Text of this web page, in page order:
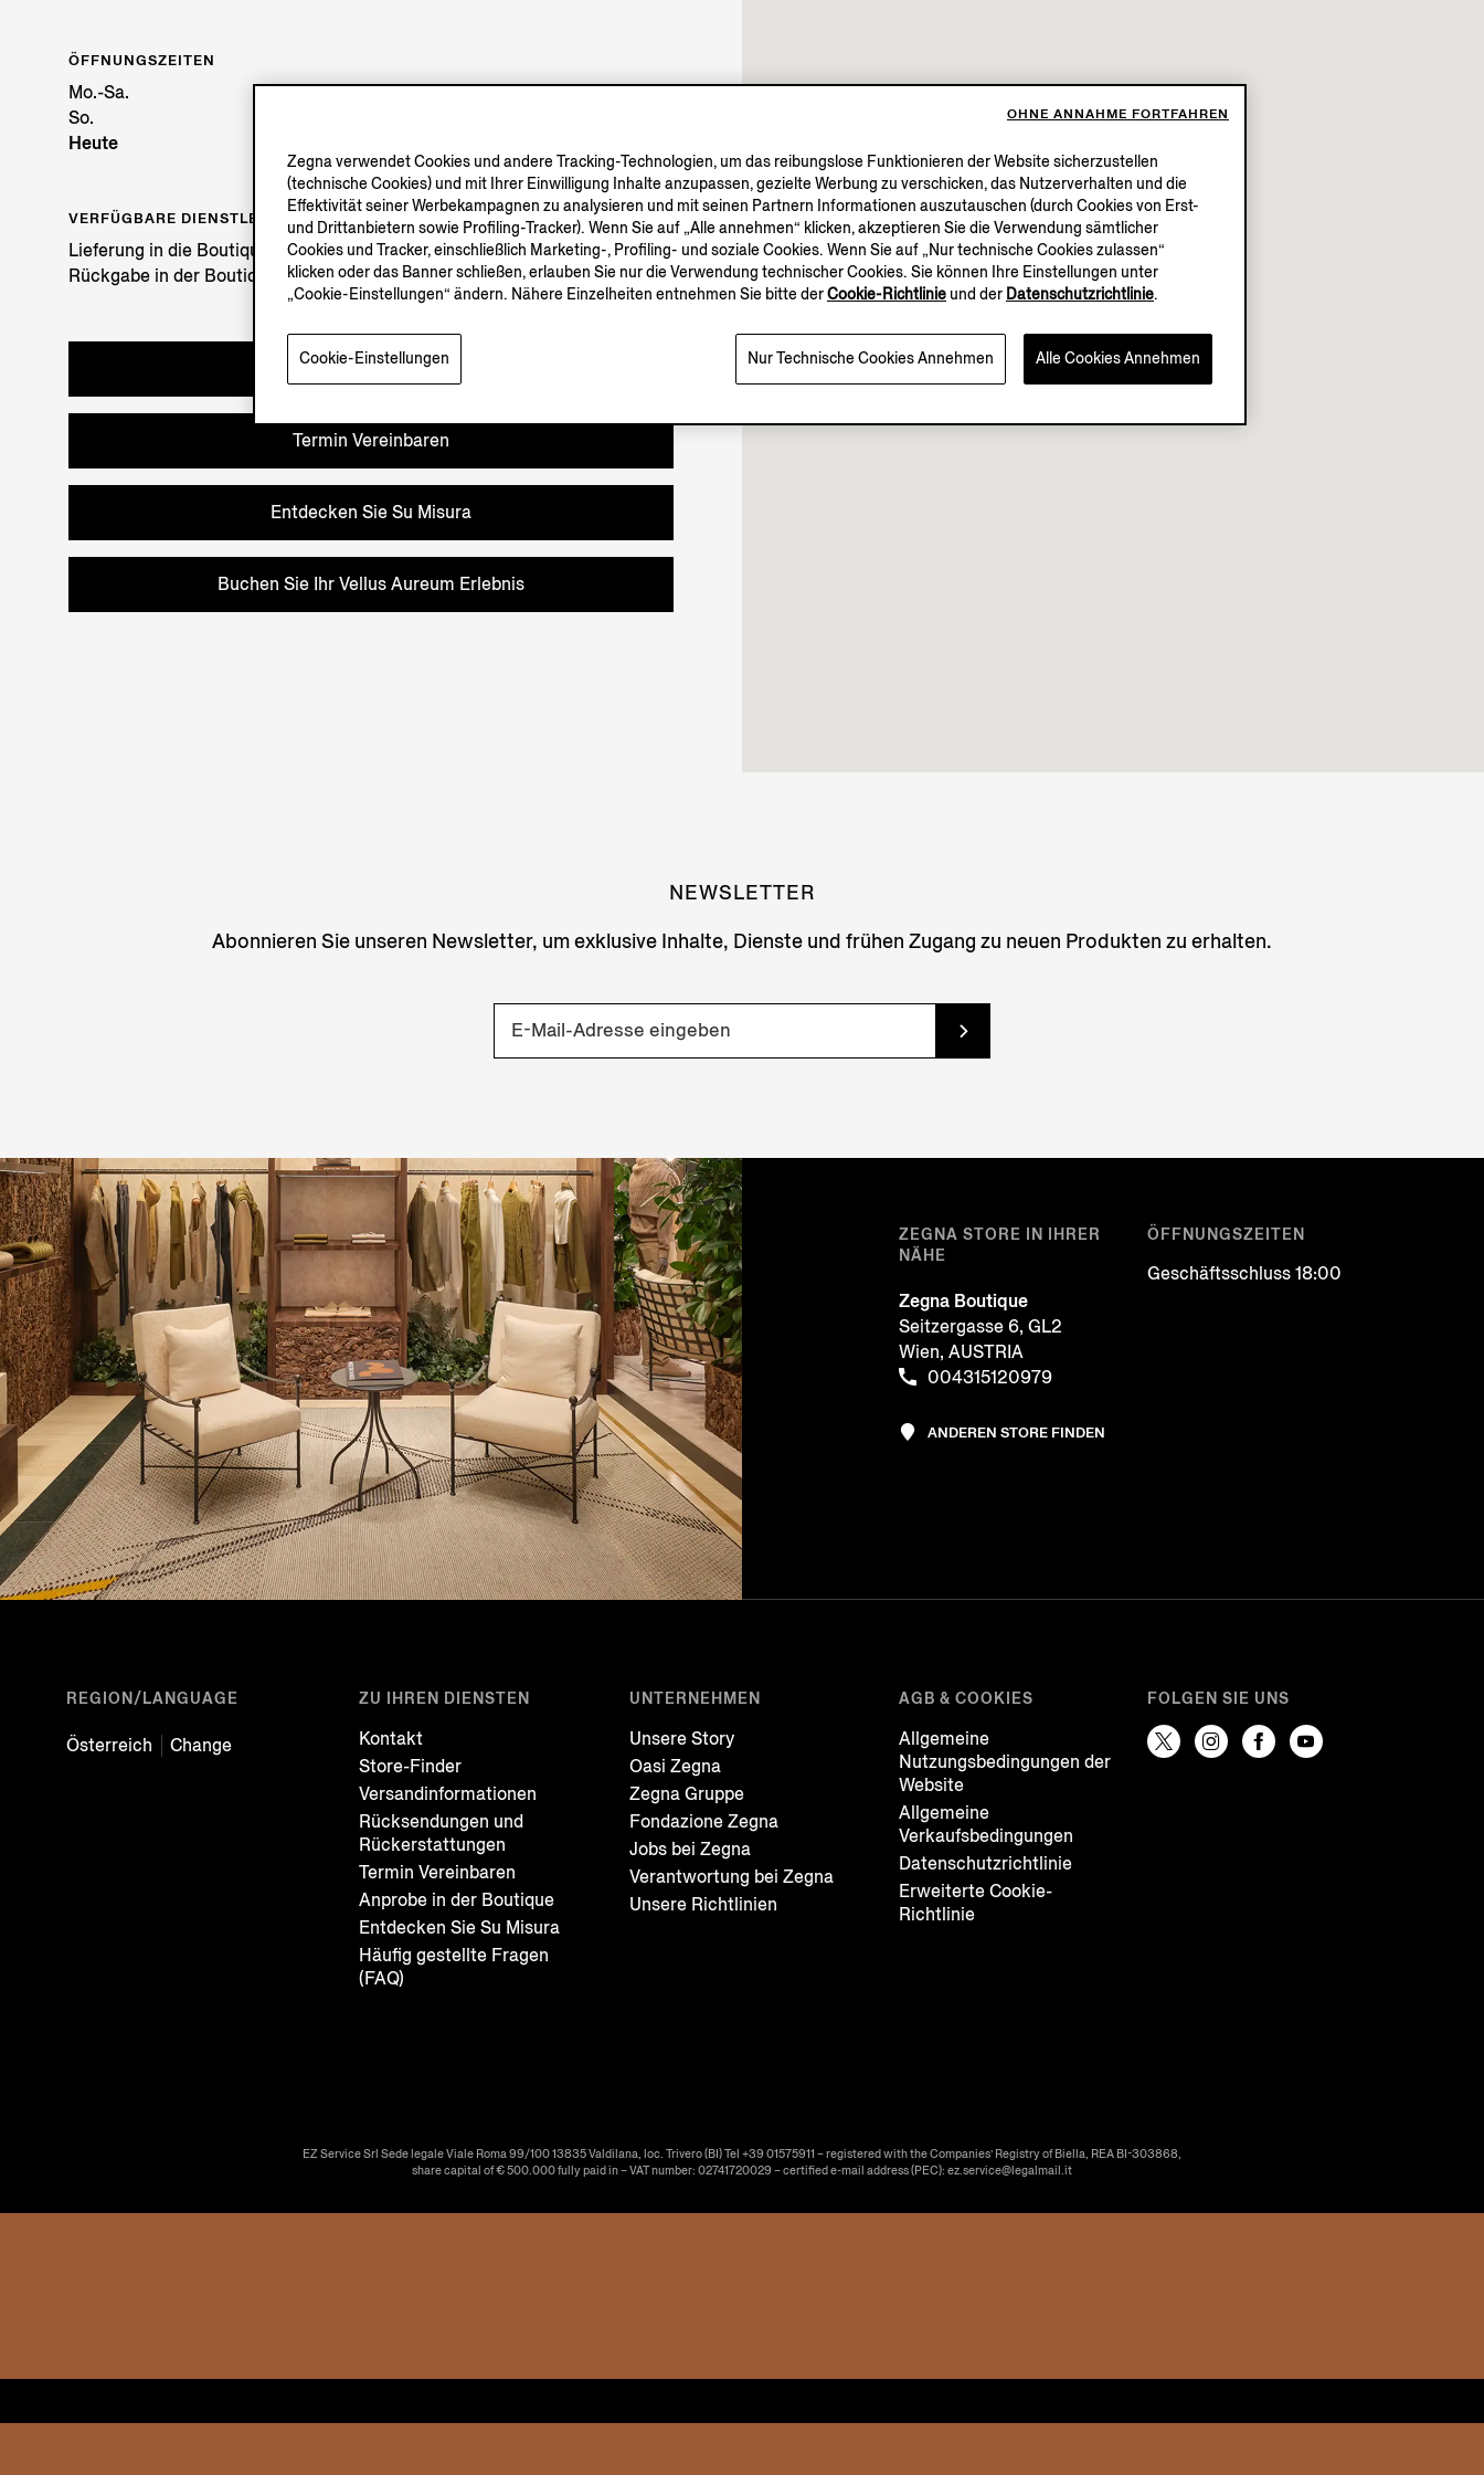
ÖFFNUNGSZEITEN
Mo.-Sa.
10.30-19.30
So.
Heute
VERFÜGBARE DIENSTLEISTUNGEN
Lieferung in die Boutique verfügbar. Erfahren Siehiermehr.
Rückgabe in der Boutique möglich. Erfahren Siehiermehr.
Anprobe in der Boutique
Termin Vereinbaren
Entdecken Sie Su Misura
Buchen Sie Ihr Vellus Aureum Erlebnis
NEWSLETTER
Abonnieren Sie unseren Newsletter, um exklusive Inhalte, Dienste und frühen Zugang zu neuen Produkten zu erhalten.
ZEGNA STORE IN IHRER
NÄHE
Zegna Boutique
Seitzergasse 6, GL2
Wien, AUSTRIA
004315120979
ÖFFNUNGSZEITEN
Geschäftsschluss 18:00
ANDEREN STORE FINDEN
REGION/LANGUAGE
Österreich Change
ZU IHREN DIENSTEN
Kontakt
Store-Finder
Versandinformationen
Rücksendungen und
Rückerstattungen
Termin Vereinbaren
Anprobe in der Boutique
Entdecken Sie Su Misura
Häufig gestellte Fragen
(FAQ)
UNTERNEHMEN
Unsere Story
Oasi Zegna
Zegna Gruppe
Fondazione Zegna
Jobs bei Zegna
Verantwortung bei Zegna
Unsere Richtlinien
AGB & COOKIES
Allgemeine
Nutzungsbedingungen der
Website
Allgemeine
Verkaufsbedingungen
Datenschutzrichtlinie
Erweiterte Cookie-
Richtlinie
FOLGEN SIE UNS
EZ Service Srl Sede legale Viale Roma 99/100 13835 Valdilana, loc. Trivero (BI) Tel +39 01575911 – registered with the Companies’ Registry of Biella, REA BI-303868,
share capital of € 500.000 fully paid in – VAT number: 02741720029 – certified e-mail address (PEC): ez.service@legalmail.it
Zegna verwendet Cookies und andere Tracking-Technologien, um das reibungslose Funktionieren der Website sicherzustellen
(technische Cookies) und mit Ihrer Einwilligung Inhalte anzupassen, gezielte Werbung zu verschicken, das Nutzerverhalten und die
Effektivität seiner Werbekampagnen zu analysieren und mit seinen Partnern Informationen auszutauschen (durch Cookies von Erst-
und Drittanbietern sowie Profiling-Tracker). Wenn Sie auf „Alle annehmen“ klicken, akzeptieren Sie die Verwendung sämtlicher
Cookies und Tracker, einschließlich Marketing-, Profiling- und soziale Cookies. Wenn Sie auf „Nur technische Cookies zulassen“
klicken oder das Banner schließen, erlauben Sie nur die Verwendung technischer Cookies. Sie können Ihre Einstellungen unter
„Cookie-Einstellungen“ ändern. Nähere Einzelheiten entnehmen Sie bitte derCookie-Richtlinie und der Datenschutzrichtlinie.
Nur Technische Cookies Annehmen Alle Cookies Annehmen
Cookie-Einstellungen
OHNE ANNAHME FORTFAHREN